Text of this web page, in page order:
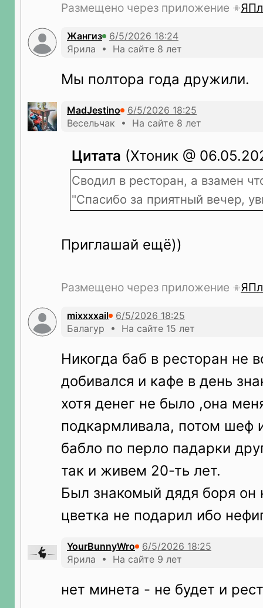
Размещено через приложение
Жангиз
Ярила • На сайте 8 лет
Мы полтора года дружили.
MadJestino
Весельчак • На сайте 8 лет
Цитата (Хтоник @
Сводил в ресторан, а взамен
"Спасибо за приятный вечер,
Приглашай ещё))
Размещено через приложение
mixxxxail
Балагур • На сайте 15 лет
Никогда баб в ресторан не
добивался и кафе в день
хотя денег не было ,она
подкармливала, потом шеф
бабло по перло падарки
так и живем 20-ть лет.
Был знакомый дядя боря он
цветка не подарил ибо
YourBunnyWro
Ярила • На сайте 9 лет
нет минета - не будет и